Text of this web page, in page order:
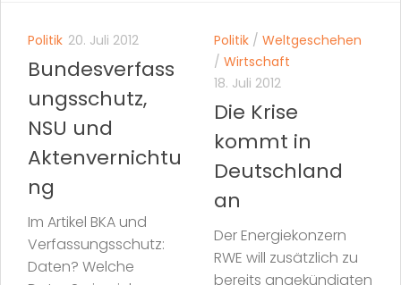
Politik 20. Juli 2012
Bundesverfass
ungsschutz,
NSU und
Aktenvernichtu
ng
Im Artikel BKA und
Verfassungsschutz:
Daten? Welche
Politik / Weltgeschehen
/ Wirtschaft
18. Juli 2012
Die Krise
kommt in
Deutschland
an
Der Energiekonzern
RWE will zusätzlich zu
bereits angekündigten